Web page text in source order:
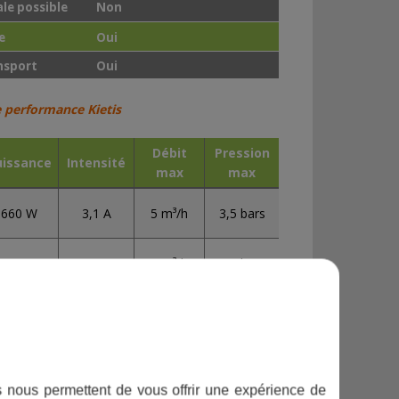
possible
Non
Oui
Oui
performance Kietis
Intensité
Débit
max
Pression
max
660 W 3,1 A 5 m³/h 3,5 bars
W 5 A 5 m³/h 5,5 bars
permettent de vous offrir une expérience de